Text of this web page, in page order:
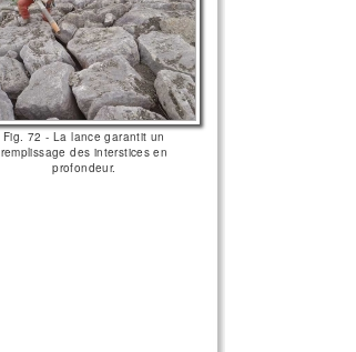
Fig. 72 - La lance garantit un
remplissage des interstices en
profondeur.